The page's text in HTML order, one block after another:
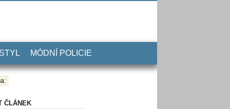
MÓDNÍ POLICIE
ČLÁNEK